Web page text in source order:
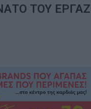
ΤΟΥ